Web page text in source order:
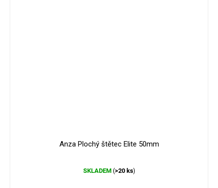
Anza Plochý štětec Elite 50mm
hodnocení
SKLADEM (>20 ks)